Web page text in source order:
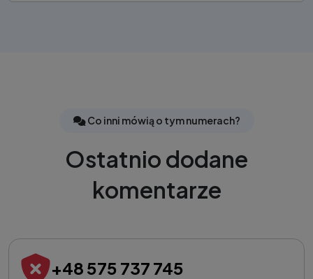
Co inni mówią o tym numerach?
Ostatnio dodane
komentarze
+48 575 737 745